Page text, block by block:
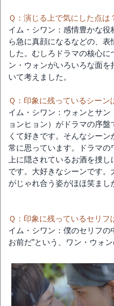
Ｑ：演じる上で気にした点は
イム・シワン：感情豊かな
ら急に真顔になるなどの、
した。むしろドラマの核心
ン・ウォンがいろいろな面
いて考えました。
Ｑ：印象に残っているシーン
イム・シワン：ウォンとサ
ョンヒョン）がドラマの序
くて好きです。そんなシー
常に思っています。ドラマ
上に隠されているお酒を捜
です。大好きなシーンです
がじゃれ合う姿がほほ笑まし
Ｑ：印象に残っているセリフ
イム・シワン：僕のセリフの
お前だ”という、ワン・ウォン